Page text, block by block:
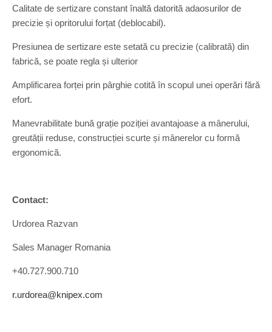
Calitate de sertizare constant înaltă datorită adaosurilor de
precizie și opritorului forțat (deblocabil).
Presiunea de sertizare este setată cu precizie (calibrată) din
fabrică, se poate regla și ulterior
Amplificarea forței prin pârghie cotită în scopul unei operări fără
efort.
Manevrabilitate bună grație poziției avantajoase a mânerului,
greutății reduse, construcției scurte și mânerelor cu formă
ergonomică.
Contact:
Urdorea Razvan
Sales Manager Romania
+40.727.900.710
r.urdorea@knipex.com